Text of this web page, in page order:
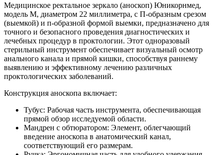
Медицинское ректальное зеркало (аноскоп) Юникорнмед,
модель M, диаметром 22 миллиметра, с П-образным срезом
(выемкой) и п-образной формой выемки, предназначено для
точного и безопасного проведения диагностических и
лечебных процедур в проктологии. Этот одноразовый
стерильный инструмент обеспечивает визуальный осмотр
анального канала и прямой кишки, способствуя раннему
выявлению и эффективному лечению различных
проктологических заболеваний.
Конструкция аноскопа включает:
Тубус: Рабочая часть инструмента, обеспечивающая
прямой обзор исследуемой области.
Мандрен с обтюратором: Элемент, облегчающий
введение аноскопа в анатомический канал,
соответствующий его размерам.